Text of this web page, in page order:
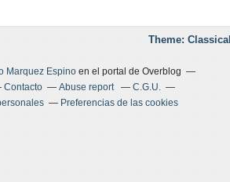
Theme:
Marquez Espinoen el portal de Overblog
Contacto Abuse report
C.G.U.
Preferencias de las cookies